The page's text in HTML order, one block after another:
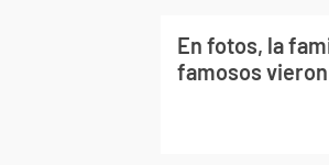
En fotos, la
famosos